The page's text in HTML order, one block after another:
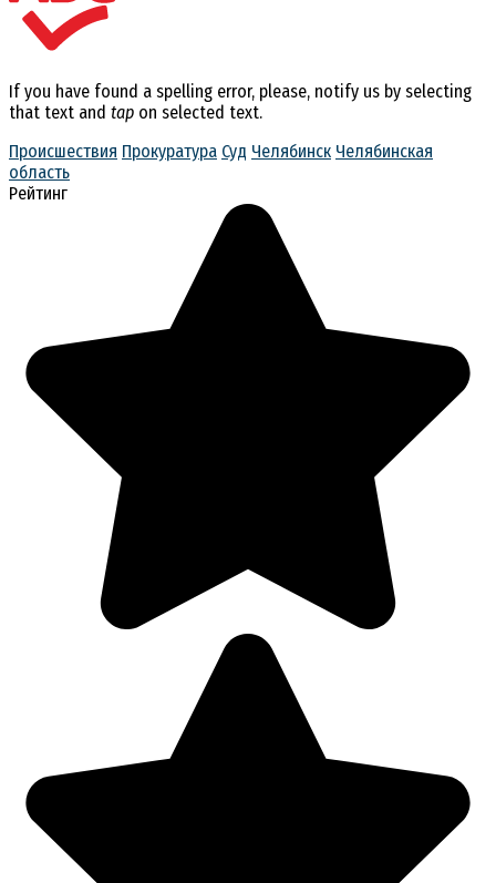
If you have found a spelling error, please, notify us by selecting
that text and tap on selected text.
Происшествия Прокуратура Суд Челябинск Челябинская
область
Рейтинг